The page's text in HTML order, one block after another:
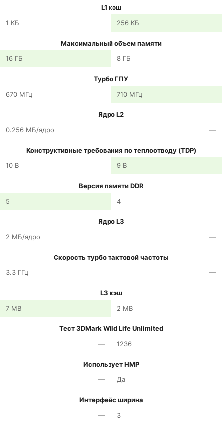
L1 кэш
1 КБ
256 КБ
Максимальный объем памяти
16 ГБ
8 ГБ
Турбо ГПУ
670 МГц
710 МГц
Ядро L2
0.256 МБ/ядро
—
Конструктивные требования по теплоотводу (TDP)
10 В
9 В
Версия памяти DDR
5
4
Ядро L3
2 МБ/ядро
—
Скорость турбо тактовой частоты
3.3 ГГц
—
L3 кэш
7 MB
2 MB
Тест 3DMark Wild Life Unlimited
—
1236
Использует HMP
—
Да
Интерфейс ширина
—
3